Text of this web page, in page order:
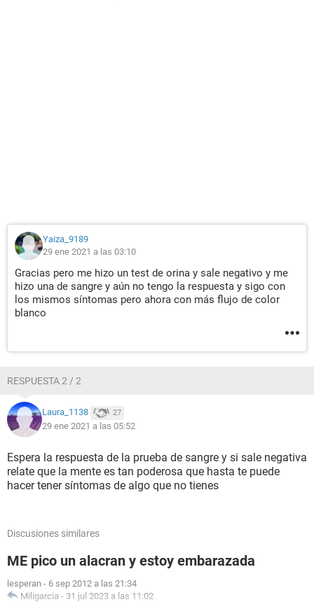
Yaiza_9189
29 ene 2021 a las 03:10
Gracias pero me hizo un test de orina y sale negativo y me
hizo una de sangre y aún no tengo la respuesta y sigo con
los mismos síntomas pero ahora con más flujo de color
blanco
RESPUESTA 2 / 2
Laura_1138 27
29 ene 2021 a las 05:52
Espera la respuesta de la prueba de sangre y si sale negativa
relate que la mente es tan poderosa que hasta te puede
hacer tener síntomas de algo que no tienes
Discusiones similares
ME pico un alacran y estoy embarazada
lesperan - 6 sep 2012 a las 21:34
Miligarcia - 31 jul 2023 a las 11:02